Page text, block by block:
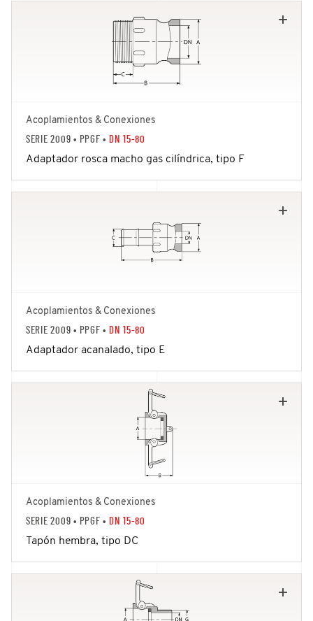
Acoplamientos & Conexiones
SERIE 2009 • PPGF • DN 15-80
Adaptador rosca macho gas cilíndrica, tipo F
Acoplamientos & Conexiones
SERIE 2009 • PPGF • DN 15-80
Adaptador acanalado, tipo E
Acoplamientos & Conexiones
SERIE 2009 • PPGF • DN 15-80
Tapón hembra, tipo DC